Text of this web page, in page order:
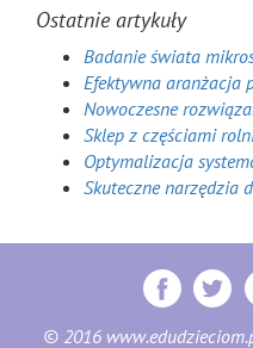
Ostatnie artykuły
Badanie świata
Efektywna aranżacja
Nowoczesne
Sklep z częściami
Optymalizacja
Skuteczne narzędzia
© 2016